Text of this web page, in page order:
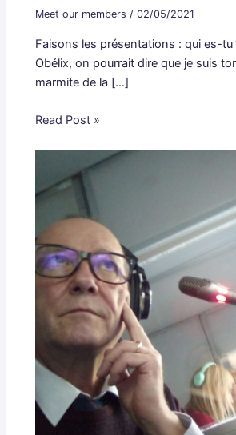
Meet our members /02/05/2021
Faisons les présentations : qui es-tu
Obélix, on pourrait dire que je suis
marmite de la […]
Read Post »